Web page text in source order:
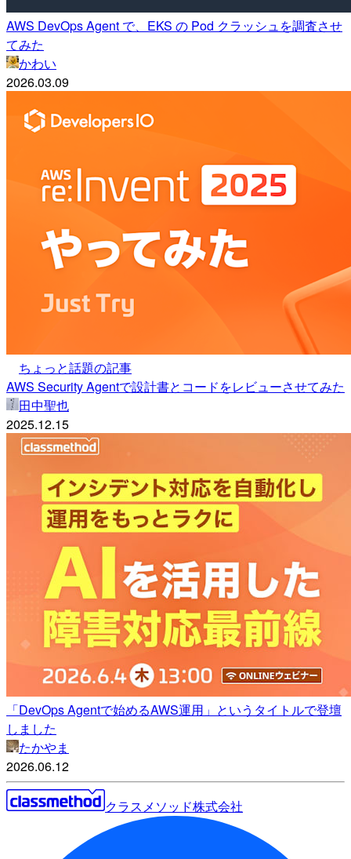
AWS DevOps Agent で、EKS の Pod クラッシュを調査させ
てみた
かわい
2026.03.09
ちょっと話題の記事
AWS Security Agentで設計書とコードをレビューさせてみた
田中聖也
2025.12.15
「DevOps Agentで始めるAWS運用」というタイトルで登壇
しました
たかやま
2026.06.12
クラスメソッド株式会社